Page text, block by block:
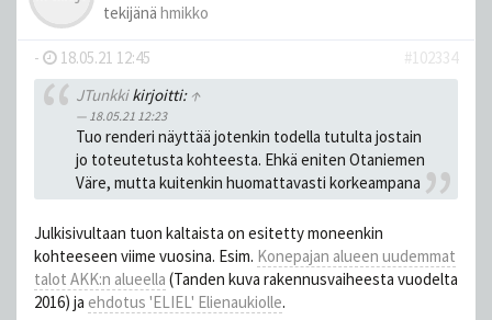
tekijänä hmikko
- 18.05.21 12:45
#102334
JTunkkikirjoitti: ↑
18.05.21 12:23
Tuo renderi näyttää jotenkin todella tutulta jostain
jo toteutetusta kohteesta. Ehkä eniten Otaniemen
Väre, mutta kuitenkin huomattavasti korkeampana
Julkisivultaan tuon kaltaista on esitetty moneenkin
kohteeseen viime vuosina. Esim. Konepajan alueen uudemmat
talot AKK:n alueella (Tanden kuva rakennusvaiheesta vuodelta
2016) ja ehdotus 'ELIEL' Elienaukiolle.